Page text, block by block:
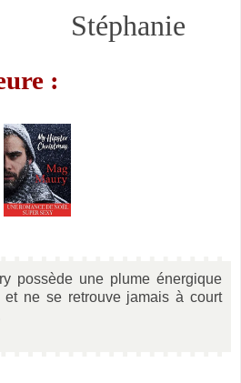
Stéphanie
:
possède une plume énergique
et ne se retrouve jamais à court